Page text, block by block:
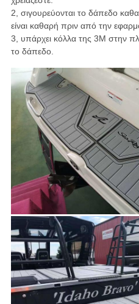
2, σιγουρεύονται το δάπεδο
είναι καθαρή πριν από την
3, υπάρχει κόλλα της 3M στην
το δάπεδο.